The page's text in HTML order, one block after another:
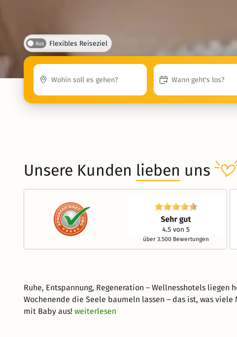
Aus Flexibles Reiseziel
Unsere Kunden lieben uns
über 3.500 Bewertungen
Ruhe, Entspannung, Regeneration – Wellnesshotels
Wochenende die Seele baumeln lassen – das ist, was
mit Baby aus! weiterlesen